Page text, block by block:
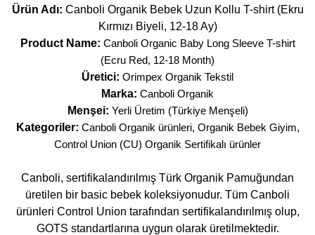
Ürün Adı: Canboli Organik Bebek Uzun Kollu T-shirt (Ekru
Kırmızı Biyeli, 12-18 Ay)
Product Name: Canboli Organic Baby Long Sleeve T-shirt
(Ecru Red, 12-18 Month)
Üretici: Orimpex Organik Tekstil
Marka: Canboli Organik
Menşei: Yerli Üretim (Türkiye Menşeli)
Kategoriler: Canboli Organik ürünleri, Organik Bebek Giyim,
Control Union (CU) Organik Sertifikalı ürünler
Canboli, sertifikalandırılmış Türk Organik Pamuğundan
üretilen bir basic bebek koleksiyonudur. Tüm Canboli
ürünleri Control Union tarafından sertifikalandırılmış olup,
GOTS standartlarına uygun olarak üretilmektedir.